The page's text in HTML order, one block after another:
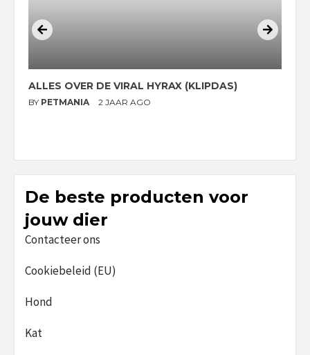
ALLES OVER DE VIRAL HYRAX (KLIPDAS)
BY PETMANIA 2 JAAR AGO
De beste producten voor
jouw dier
Contacteer ons
Cookiebeleid (EU)
Hond
Kat